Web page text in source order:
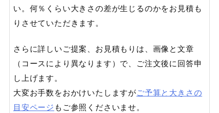
い。何％くらい大きさの差が生じるのかをお見積も
りさせていただきます。
さらに詳しいご提案、お見積もりは、画像と文章
（コースにより異なります）で、ご注文後に回答申
し上げます。
大変お手数をおかけいたしますがご予算と大きさの
目安ページ もご参照くださいませ。